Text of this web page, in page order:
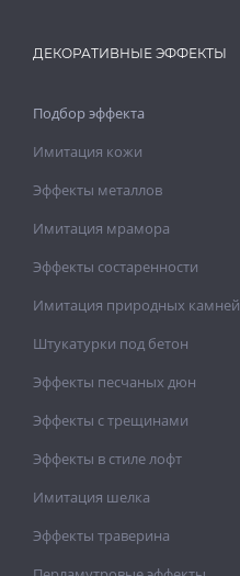
ДЕКОРАТИВНЫЕ ЭФФЕКТЫ
Подбор эффекта
Имитация кожи
Эффекты металлов
Имитация мрамора
Эффекты состаренности
Имитация природных камней
Штукатурки под бетон
Эффекты песчаных дюн
Эффекты с трещинами
Эффекты в стиле лофт
Имитация шелка
Эффекты траверина